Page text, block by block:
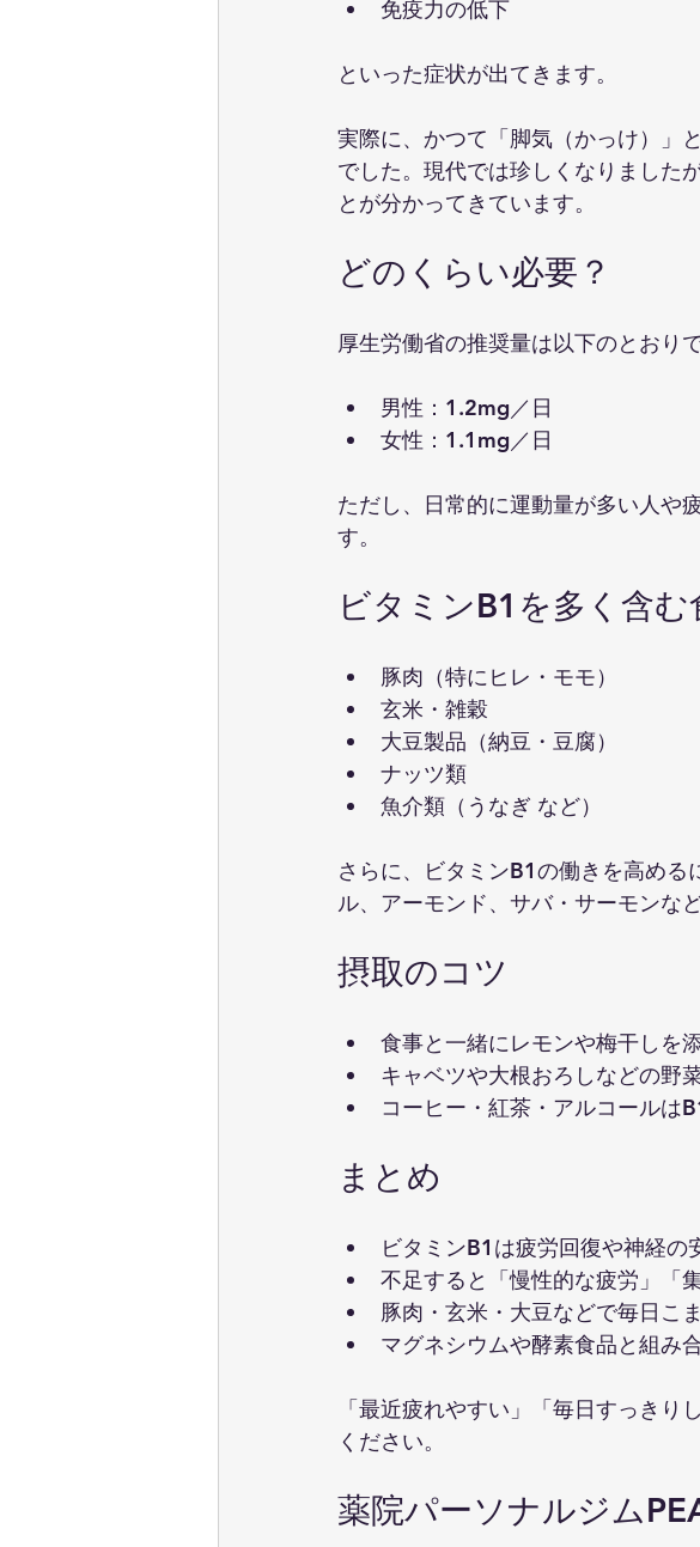
免疫力の低下
といった症状が出てきます。
実際に、かつて「脚気（かっけ）」
でした。現代では珍しくなりました
とが分かってきています。
どのくらい必要？
厚生労働省の推奨量は以下のとおりで
男性：1.2mg／日
女性：1.1mg／日
ただし、日常的に運動量が多い人や
す。
ビタミンB1を多く含む
豚肉（特にヒレ・モモ）
玄米・雑穀
大豆製品（納豆・豆腐）
ナッツ類
魚介類（うなぎ など）
さらに、ビタミンB1の働きを高める
ル、アーモンド、サバ・サーモンな
摂取のコツ
食事と一緒にレモンや梅干しを
キャベツや大根おろしなどの野
コーヒー・紅茶・アルコールは
まとめ
ビタミンB1は疲労回復や神経の
不足すると「慢性的な疲労」「
豚肉・玄米・大豆などで毎日こ
マグネシウムや酵素食品と組み
「最近疲れやすい」「毎日すっき
ください。
薬院パーソナルジム